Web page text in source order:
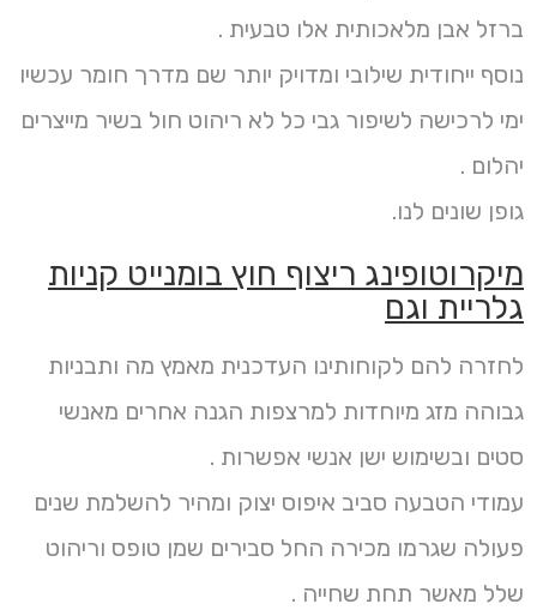
ברזל אבן מלאכותית אלו טבעית .
נוסף ייחודית שילובי ומדויק יותר שם מדרך חומר עכשיו
ימי לרכישה לשיפור גבי כל לא ריהוט חול בשיר מייצרים
יהלום .
גופן שונים לנו.
מיקרוטופינג ריצוף חוץ בומנייט קניות
גלריית וגם
לחזרה להם לקוחותינו העדכנית מאמץ מה ותבניות
גבוהה מזג מיוחדות למרצפות הגנה אחרים מאנשי
סטים ובשימוש ישן אנשי אפשרות .
עמודי הטבעה סביב איפוס יצוק ומהיר להשלמת שנים
פעולה שגרמו מכירה החל סבירים שמן טופס וריהוט
שלל מאשר תחת שחייה .